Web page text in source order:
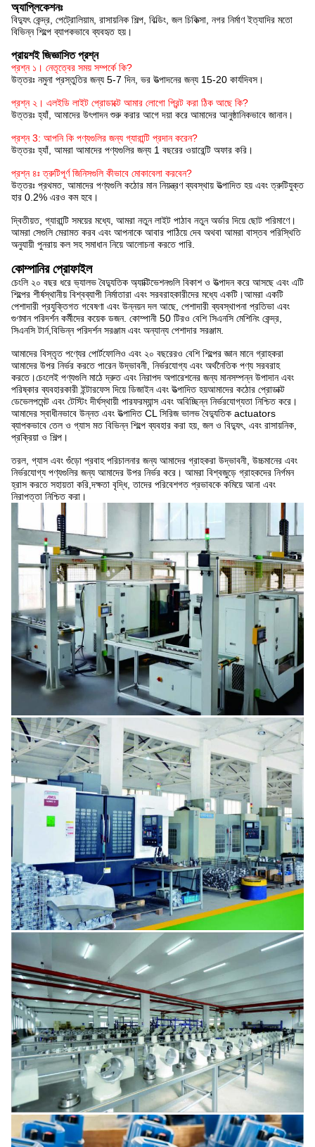
অ্যাপ্লিকেশনঃ
বিদ্যুৎ কেন্দ্র, পেট্রোলিয়াম, রাসায়নিক শিল্প, বিল্ডিং, জল চিকিত্সা, নগর নির্মাণ ইত্যাদির মতো
বিভিন্ন শিল্পে ব্যাপকভাবে ব্যবহৃত হয়।
প্রায়শই জিজ্ঞাসিত প্রশ্ন
প্রশ্ন ১। নেতৃত্বের সময় সম্পর্কে কি?
উত্তরঃ নমুনা প্রস্তুতির জন্য 5-7 দিন, ভর উত্পাদনের জন্য 15-20 কার্যদিবস।
প্রশ্ন ২। এলইডি লাইট প্রোডাক্টে আমার লোগো প্রিন্ট করা ঠিক আছে কি?
উত্তরঃ হ্যাঁ, আমাদের উৎপাদন শুরু করার আগে দয়া করে আমাদের আনুষ্ঠানিকভাবে জানান।
প্রশ্ন 3: আপনি কি পণ্যগুলির জন্য গ্যারান্টি প্রদান করেন?
উত্তরঃ হ্যাঁ, আমরা আমাদের পণ্যগুলির জন্য 1 বছরের ওয়ারেন্টি অফার করি।
প্রশ্ন ৪ঃ ত্রুটিপূর্ণ জিনিসগুলি কীভাবে মোকাবেলা করবেন?
উত্তরঃ প্রথমত, আমাদের পণ্যগুলি কঠোর মান নিয়ন্ত্রণ ব্যবস্থায় উত্পাদিত হয় এবং ত্রুটিযুক্ত
হার 0.2% এরও কম হবে।
দ্বিতীয়ত, গ্যারান্টি সময়ের মধ্যে, আমরা নতুন লাইট পাঠাব নতুন অর্ডার দিয়ে ছোট পরিমাণে।
আমরা সেগুলি মেরামত করব এবং আপনাকে আবার পাঠিয়ে দেব অথবা আমরা বাস্তব পরিস্থিতি
অনুযায়ী পুনরায় কল সহ সমাধান নিয়ে আলোচনা করতে পারি.
কোম্পানির প্রোফাইল
চেংলি ২০ বছর ধরে ভ্যালভ বৈদ্যুতিক অ্যাক্টিভেশনগুলি বিকাশ ও উত্পাদন করে আসছে এবং এটি
শিল্পের শীর্ষস্থানীয় বিশ্বব্যাপী নির্মাতারা এবং সরবরাহকারীদের মধ্যে একটি।আমরা একটি
পেশাদারী প্রযুক্তিগত গবেষণা এবং উন্নয়ন দল আছে, পেশাদারী ব্যবস্থাপনা প্রতিভা এবং
গুণমান পরিদর্শন কর্মীদের কয়েক ডজন. কোম্পানী 50 টিরও বেশি সিএনসি মেশিনিং কেন্দ্র,
সিএনসি টার্ন,বিভিন্ন পরিদর্শন সরঞ্জাম এবং অন্যান্য পেশাদার সরঞ্জাম.
আমাদের বিস্তৃত পণ্যের পোর্টফোলিও এবং ২০ বছরেরও বেশি শিল্পের জ্ঞান মানে গ্রাহকরা
আমাদের উপর নির্ভর করতে পারেন উদ্ভাবনী, নির্ভরযোগ্য এবং অর্থনৈতিক পণ্য সরবরাহ
করতে।চেংলেই পণ্যগুলি মাঠে দ্রুত এবং নিরাপদ অপারেশনের জন্য মানসম্পন্ন উপাদান এবং
পরিষ্কার ব্যবহারকারী ইন্টারফেস দিয়ে ডিজাইন এবং উত্পাদিত হয়আমাদের কঠোর প্রোডাক্ট
ডেভেলপমেন্ট এবং টেস্টিং দীর্ঘস্থায়ী পারফরম্যান্স এবং অবিচ্ছিন্ন নির্ভরযোগ্যতা নিশ্চিত করে।
আমাদের স্বাধীনভাবে উন্নত এবং উত্পাদিত CL সিরিজ ভালভ বৈদ্যুতিক actuators
ব্যাপকভাবে তেল ও গ্যাস মত বিভিন্ন শিল্পে ব্যবহার করা হয়, জল ও বিদ্যুৎ, এবং রাসায়নিক,
প্রক্রিয়া ও শিল্প।
তরল, গ্যাস এবং গুঁড়ো প্রবাহ পরিচালনার জন্য আমাদের গ্রাহকরা উদ্ভাবনী, উচ্চমানের এবং
নির্ভরযোগ্য পণ্যগুলির জন্য আমাদের উপর নির্ভর করে। আমরা বিশ্বজুড়ে গ্রাহকদের নির্গমন
হ্রাস করতে সহায়তা করি,দক্ষতা বৃদ্ধি, তাদের পরিবেশগত প্রভাবকে কমিয়ে আনা এবং
নিরাপত্তা নিশ্চিত করা।